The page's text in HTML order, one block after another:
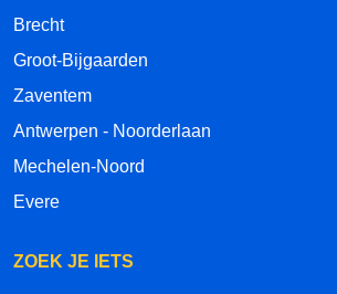
Brecht
Groot-Bijgaarden
Zaventem
Antwerpen - Noorderlaan
Mechelen-Noord
Evere
ZOEK JE IETS